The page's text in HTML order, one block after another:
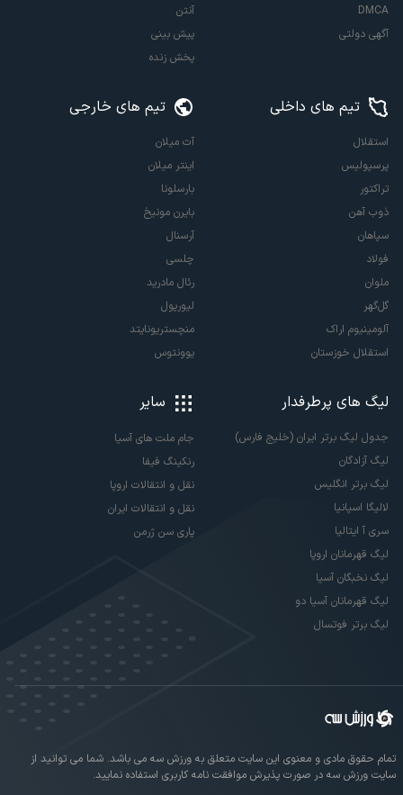
DMCA
آگهی دولتی
آنتن
پیش بینی
پخش زنده
تیم های داخلی
استقلال
پرسپولیس
تراکتور
ذوب آهن
سپاهان
فولاد
ملوان
گل‌گهر
آلومینیوم اراک
استقلال خوزستان
تیم های خارجی
آث میلان
اینتر میلان
بارسلونا
بایرن مونیخ
آرسنال
چلسی
رئال مادرید
لیورپول
منچستریونایتد
یوونتوس
لیگ های پرطرفدار
جدول لیگ برتر ایران (خلیج فارس)
لیگ آزادگان
لیگ برتر انگلیس
لالیگا اسپانیا
سری آ ایتالیا
لیگ قهرمانان اروپا
لیگ نخبگان آسیا
لیگ قهرمانان آسیا دو
لیگ برتر فوتسال
سایر
جام ملت های آسیا
رنکینگ فیفا
نقل و انتقالات اروپا
نقل و انتقالات ایران
پاری سن ژرمن
تمام حقوق مادی و معنوی این سایت متعلق به ورزش سه می باشد. شما می توانید از
سایت ورزش سه در صورت پذیرش موافقت نامه کاربری استفاده نمایید.